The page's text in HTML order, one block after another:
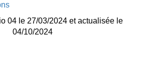
04 le 27/03/2024 et actualisée le
04/10/2024